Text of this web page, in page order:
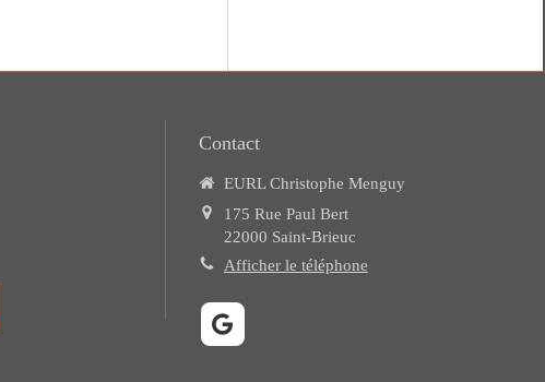
Contact
EURL Christophe Menguy
175 Rue Paul Bert
22000 Saint-Brieuc
Afficher le téléphone